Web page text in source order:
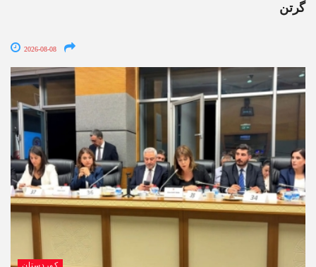
گرتن
2026-08-08
کوردستان